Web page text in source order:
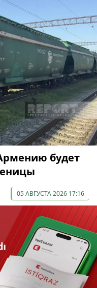
будет
05 АВГУСТА 2026 17:16